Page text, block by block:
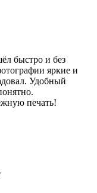
быстро и без
яркие и
Удобный
печать!